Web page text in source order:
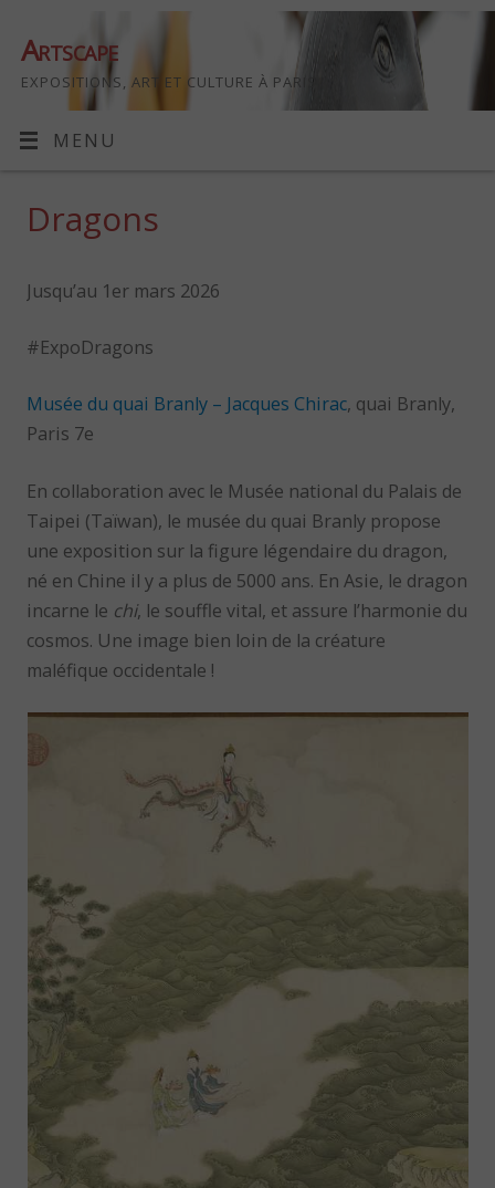
Artscape
EXPOSITIONS, ART ET CULTURE À PARIS
MENU
Dragons
Jusqu’au 1er mars 2026
#ExpoDragons
Musée du quai Branly – Jacques Chirac, quai Branly,
Paris 7e
En collaboration avec le Musée national du Palais de
Taipei (Taïwan), le musée du quai Branly propose
une exposition sur la figure légendaire du dragon,
né en Chine il y a plus de 5000 ans. En Asie, le dragon
incarne le chi, le souffle vital, et assure l’harmonie du
cosmos. Une image bien loin de la créature
maléfique occidentale !